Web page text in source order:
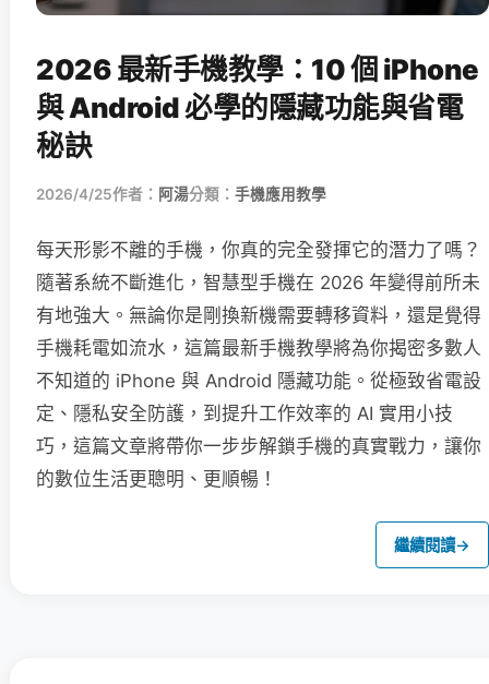
2026 最新手機教學：10 個 iPhone
與 Android 必學的隱藏功能與省電
秘訣
2026/4/25作者： 阿湯分類： 手機應用教學
每天形影不離的手機，你真的完全發揮它的潛力了嗎？
隨著系統不斷進化，智慧型手機在 2026 年變得前所未
有地強大。無論你是剛換新機需要轉移資料，還是覺得
手機耗電如流水，這篇最新手機教學將為你揭密多數人
不知道的 iPhone 與 Android 隱藏功能。從極致省電設
定、隱私安全防護，到提升工作效率的 AI 實用小技
巧，這篇文章將帶你一步步解鎖手機的真實戰力，讓你
的數位生活更聰明、更順暢！
繼續閱讀→